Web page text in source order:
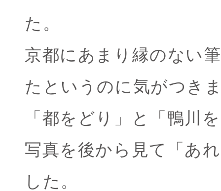
た。
京都にあまり縁のない
たというのに気がつき
「都をどり」と「鴨川
写真を後から見て「あ
した。